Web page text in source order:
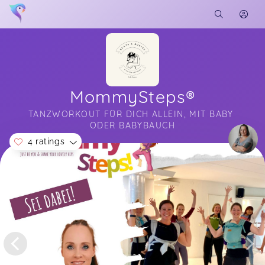
MommySteps®
TANZWORKOUT FÜR DICH ALLEIN, MIT BABY
ODER BABYBAUCH
Soon you will learn more about me here...
4 ratings
Auspowern, austauschen, Spass haben - für
Mommy und Baby/Kleinkind einfach eine super
Zeit!
Elsa,Apr 07
MommySteps ist super für alle Mamas und
Schwangeren Frauen. Es ist immer